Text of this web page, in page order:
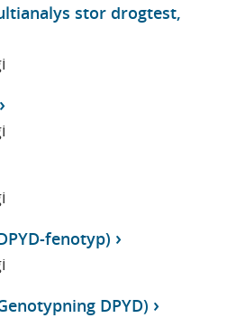
stor drogtest,
fenotyp)
DPYD)